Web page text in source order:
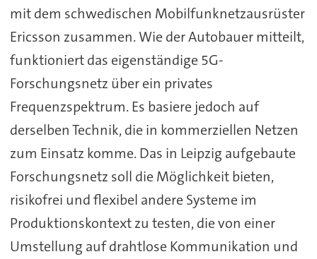
mit dem schwedischen Mobilfunknetzausrüster
Ericsson zusammen. Wie der Autobauer mitteilt,
funktioniert das eigenständige 5G-
Forschungsnetz über ein privates
Frequenzspektrum. Es basiere jedoch auf
derselben Technik, die in kommerziellen Netzen
zum Einsatz komme. Das in Leipzig aufgebaute
Forschungsnetz soll die Möglichkeit bieten,
risikofrei und flexibel andere Systeme im
Produktionskontext zu testen, die von einer
Umstellung auf drahtlose Kommunikation und